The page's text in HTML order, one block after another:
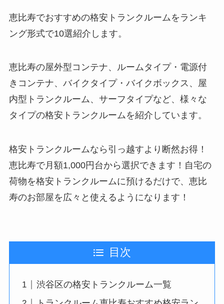
恵比寿でおすすめの格安トランクルームをランキ
ング形式で10選紹介します。
恵比寿の屋外型コンテナ、ルームタイプ・電源付
きコンテナ、バイクタイプ・バイクボックス、屋
内型トランクルーム、サーフタイプなど、様々な
タイプの格安トランクルームを紹介しています。
格安トランクルームなら引っ越すより断然お得！
恵比寿で月額1,000円台から選択できます！自宅の
荷物を格安トランクルームに預けるだけで、恵比
寿のお部屋を広々と使えるようになります！
目次
渋谷区の格安トランクルーム一覧